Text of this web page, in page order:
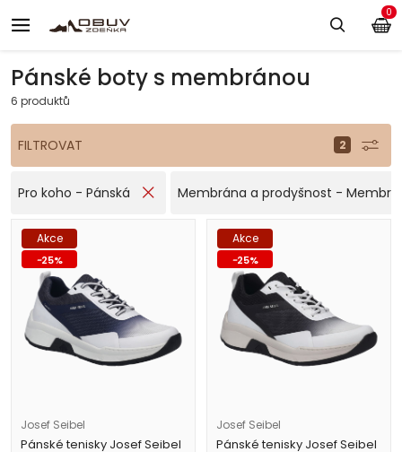
Pánské boty s membránou
6 produktů
FILTROVAT
Pro koho - Pánská Membrána a prodyšnost -
Akce
-25%
Josef Seibel
Pánské tenisky Josef Seibel
Akce
-25%
Josef Seibel
Pánské tenisky Josef Seibel
0